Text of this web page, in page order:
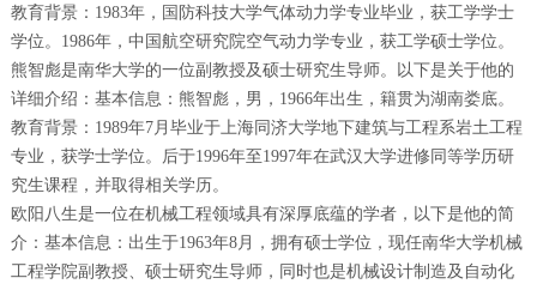
教育背景：1983年，国防科技大学气体动力学专业毕业，获工学学士
学位。1986年，中国航空研究院空气动力学专业，获工学硕士学位。
熊智彪是南华大学的一位副教授及硕士研究生导师。以下是关于他的
详细介绍：基本信息：熊智彪，男，1966年出生，籍贯为湖南娄底。
教育背景：1989年7月毕业于上海同济大学地下建筑与工程系岩土工程
专业，获学士学位。后于1996年至1997年在武汉大学进修同等学历研
究生课程，并取得相关学历。
欧阳八生是一位在机械工程领域具有深厚底蕴的学者，以下是他的简
介：基本信息：出生于1963年8月，拥有硕士学位，现任南华大学机械
工程学院副教授、硕士研究生导师，同时也是机械设计制造及自动化